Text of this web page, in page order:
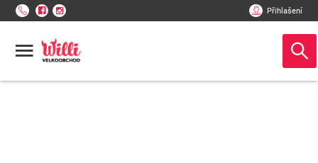
Přihlašení